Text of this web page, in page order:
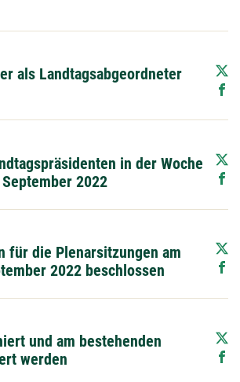
als Landtagsabgeordneter
in der Woche
2022
für die Plenarsitzungen am
2022 beschlossen
und am bestehenden
werden